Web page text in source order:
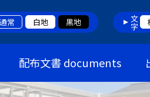
通常 白地 黒地 文字
配布文書 documents